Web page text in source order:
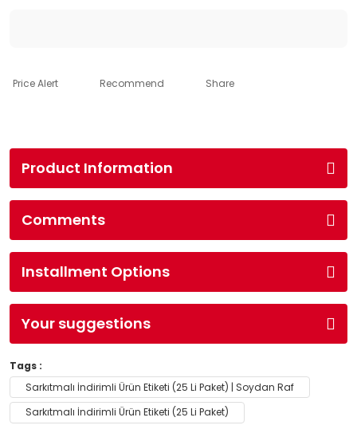
Price Alert Recommend Share
Product Information
Comments
Installment Options
Your suggestions
Tags :
Sarkıtmalı İndirimli Ürün Etiketi (25 Li Paket) | Soydan Raf
Sarkıtmalı İndirimli Ürün Etiketi (25 Li Paket)